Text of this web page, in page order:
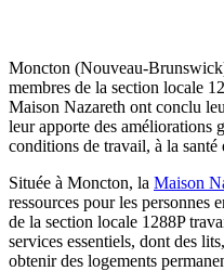
Moncton (Nouveau-
membres de la section locale
Maison Nazareth ont conclu
leur apporte des améliorations
conditions de travail, à la santé
Située à Moncton, la Maison
ressources pour les personnes
de la section locale 1288P
services essentiels, dont des
obtenir des logements